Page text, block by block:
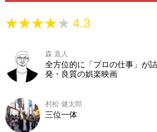
★★★★★
★★★★★4.3
森 直人
全方位的に「プロの仕事」が
発・良質の娯楽映画
村松 健太郎
三位一体